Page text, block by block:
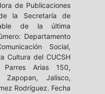
de Publicaciones
la Secretaría de
de la última
Departamento
Social,
Cultura del CUCSH
Parres Arias 150,
Jalisco,
Rodríguez. Fecha